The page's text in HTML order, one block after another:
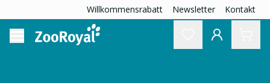
Willkommensrabatt Newsletter Kontakt